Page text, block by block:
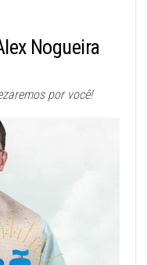
Nogueira
por você!